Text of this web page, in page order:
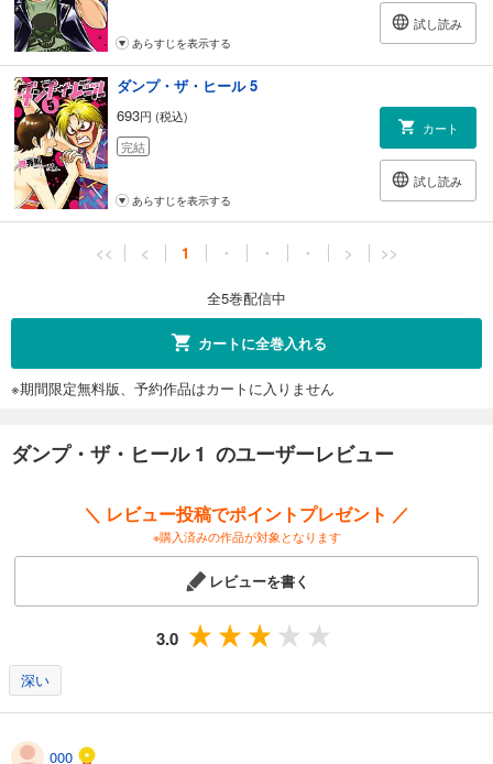
試し読み
あらすじを表示する
ダンプ・ザ・ヒール 5
693円 (税込)
完結
カート
試し読み
あらすじを表示する
<< < 1 ・ ・ ・ > >>
全5巻配信中
カートに全巻入れる
※期間限定無料版、予約作品はカートに入りません
ダンプ・ザ・ヒール 1 のユーザーレビュー
＼ レビュー投稿でポイントプレゼント ／
※購入済みの作品が対象となります
レビューを書く
3.0
深い
000